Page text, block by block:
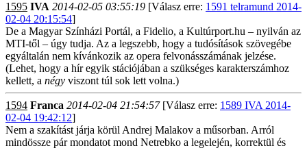
1595 IVA 2014-02-05 03:55:19 [Válasz erre: 1591 telramund 2014-
02-04 20:15:54]
De a Magyar Színházi Portál, a Fidelio, a Kultúrport.hu – nyilván az
MTI-től – úgy tudja. Az a legszebb, hogy a tudósítások szövegébe
egyáltalán nem kívánkozik az opera felvonásszámának jelzése.
(Lehet, hogy a hír egyik stációjában a szükséges karakterszámhoz
kellett, a négy viszont túl sok lett volna.)
1594 Franca 2014-02-04 21:54:57[Válasz erre: 1589 IVA 2014-
02-04 19:42:12]
Nem a szakítást járja körül Andrej Malakov a műsorban. Arról
mindössze pár mondatot mond Netrebko a legelején, korrektül és